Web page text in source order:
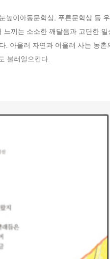
높이아동문학상, 푸른문학상 등
끼는 소소한 깨달음과 고단한 일
. 아울러 자연과 어울려 사는 농촌
불러일으킨다.